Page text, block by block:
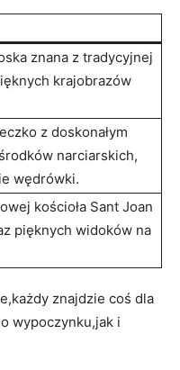
znana z tradycyjnej
krajobrazów
z doskonałym⁤
narciarskich,
wędrówki.
kościoła Sant ⁣Joan
pięknych widoków na
‌znajdzie coś ⁢dla
wypoczynku,jak i